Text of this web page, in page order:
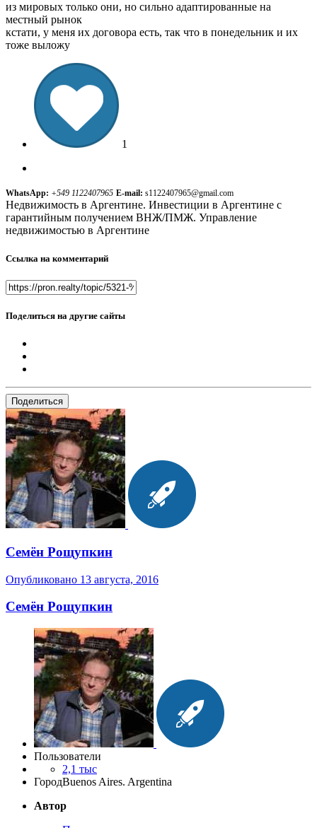
из мировых только они, но сильно адаптированные на
местный рынок
кстати, у меня их договора есть, так что в понедельник и их
тоже выложу
1
WhatsApp: +549 1122407965 E-mail: s1122407965@gmail.com
Недвижимость в Аргентине. Инвестиции в Аргентине с
гарантийным получением ВНЖ/ПМЖ. Управление
недвижимостью в Аргентине
Ссылка на комментарий
Поделиться на другие сайты
Поделиться
Семён Рощупкин
Опубликовано 13 августа, 2016
Семён Рощупкин
Пользователи
2,1 тыс
ГородBuenos Aires. Argentina
Автор